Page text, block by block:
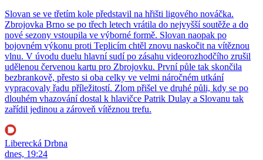
Slovan se ve třetím kole představil na hřišti ligového nováčka.
Zbrojovka Brno se po třech letech vrátila do nejvyšší soutěže a do
nové sezony vstoupila ve výborné formě. Slovan naopak po
bojovném výkonu proti Teplicím chtěl znovu naskočit na vítěznou
vlnu. V úvodu duelu hlavní sudí po zásahu videorozhodčího zrušil
udělenou červenou kartu pro Zbrojovku. První půle tak skončila
bezbrankově, přesto si oba celky ve velmi náročném utkání
vypracovaly řadu příležitostí. Zlom přišel ve druhé půli, kdy se po
dlouhém vhazování dostal k hlavičce Patrik Dulay a Slovanu tak
zařídil jedinou a zároveň vítěznou trefu.
Liberecká Drbna
dnes, 19:24